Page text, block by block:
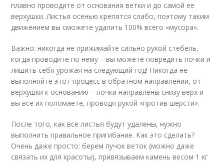
плавно проводите от основания ветки и до самой ее
верхушки. Листья осенью крепятся слабо, поэтому таким
движением вы сможете удалить 100% всего «мусора».
Важно: никогда не прижимайте сильно рукой стебель,
когда проводите по нему – вы можете повредить почки и
лишить себя урожая на следующий год! Никогда не
выполняйте этот процесс в обратном направлении, от
верхушки к основанию – почки направлены снизу верх и
вы все их поломаете, проводя рукой «против шерсти».
После того, как все листья будут удалены, нужно
выполнить правильное пригибание. Как это сделать?
Очень даже просто: берем пучок веток (можно даже
связать их для красоты), привязываем камень весом 1 кг